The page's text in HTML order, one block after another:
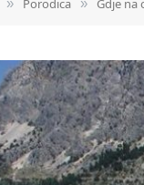
» Porodica » Gdje na